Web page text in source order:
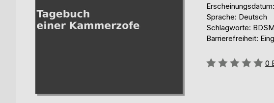
Sprache: Deutsch
Schlagworte:
Barrierefreiheit:
Bewertung::
0